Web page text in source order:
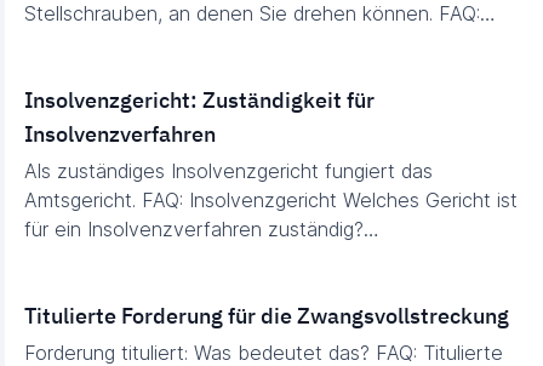
Stellschrauben, an denen Sie drehen können. FAQ:…
Insolvenzgericht: Zuständigkeit für
Insolvenzverfahren
Als zuständiges Insolvenzgericht fungiert das
Amtsgericht. FAQ: Insolvenzgericht Welches Gericht ist
für ein Insolvenzverfahren zuständig?…
Titulierte Forderung für die Zwangsvollstreckung
Forderung tituliert: Was bedeutet das? FAQ: Titulierte